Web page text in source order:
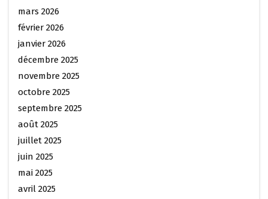
mars 2026
février 2026
janvier 2026
décembre 2025
novembre 2025
octobre 2025
septembre 2025
août 2025
juillet 2025
juin 2025
mai 2025
avril 2025